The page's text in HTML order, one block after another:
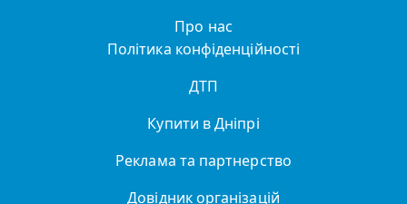
Про нас
Політика конфіденційності
ДТП
Купити в Дніпрі
Реклама та партнерство
Довідник організацій